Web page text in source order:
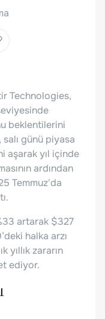
Technologies,
beklentilerini
günü piyasa
aşarak yıl içinde
ardından
Temmuz'da
artarak $327
halka arzı
yıllık zararın
ediyor.